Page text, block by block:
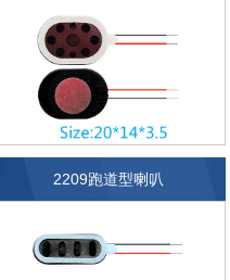
2209跑道型喇叭